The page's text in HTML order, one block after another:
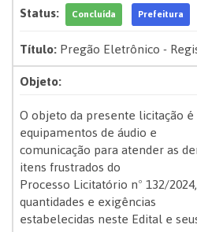
Status:
Concluída Prefeitura
Título:Pregão Eletrônico -
Objeto:
O objeto da presente licitação é
equipamentos de áudio e
comunicação para atender as
itens frustrados do
Processo Licitatório nº 132/
quantidades e exigências
estabelecidas neste Edital e